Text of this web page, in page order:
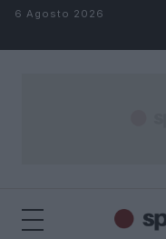
Salta al contenuto
6 Agosto 2026